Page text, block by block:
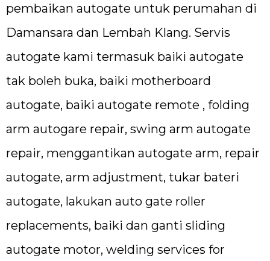
pembaikan autogate untuk perumahan di
Damansara dan Lembah Klang. Servis
autogate kami termasuk baiki autogate
tak boleh buka, baiki motherboard
autogate, baiki autogate remote , folding
arm autogare repair, swing arm autogate
repair, menggantikan autogate arm, repair
autogate, arm adjustment, tukar bateri
autogate, lakukan auto gate roller
replacements, baiki dan ganti sliding
autogate motor, welding services for